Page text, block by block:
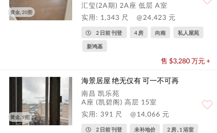
黄金, 20图
汇玺(2A期) 2A座 低层 A室
实用: 1,343 尺
@24,423 元
2 日前 刊登 4 房 向南 私人屋苑
新鸿基
售 $3,280 万元 +
黄金, 9图
海景居屋 绝无仅有 可一不可再
南昌 凯乐苑
A座 (凯碧阁) 高层 15室
实用: 391 尺
@14,066 元
2 日前 刊登 未补地价 2 房 , 1 浴室